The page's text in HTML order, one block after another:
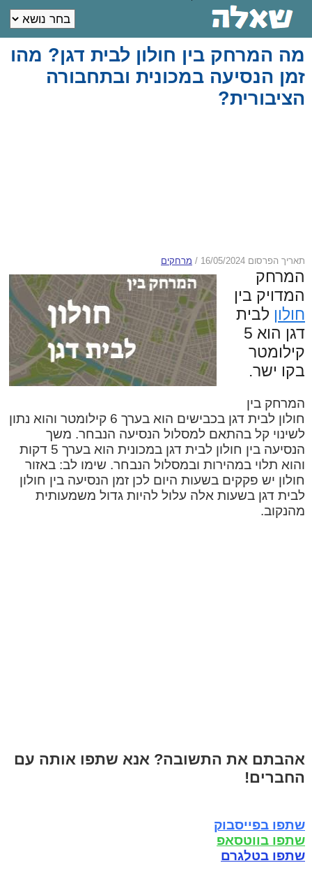
מה המרחק בין חולון לבית דגן? מהו
זמן הנסיעה במכונית ובתחבורה
הציבורית?
תאריך הפרסום 16/05/2024 / מרחקים
המרחק
המדויק בין
חולון לבית
דגן הוא 5
קילומטר
בקו ישר.
המרחק בין
חולון לבית דגן בכבישים הוא בערך 6 קילומטר והוא נתון
לשינוי קל בהתאם למסלול הנסיעה הנבחר. משך
הנסיעה בין חולון לבית דגן במכונית הוא בערך 5 דקות
והוא תלוי במהירות ובמסלול הנבחר. שימו לב: באזור
חולון יש פקקים בשעות היום לכן זמן הנסיעה בין חולון
לבית דגן בשעות אלה עלול להיות גדול משמעותית
מהנקוב.
אהבתם את התשובה? אנא שתפו אותה עם
החברים!
שתפו בפייסבוק
שתפו בווטסאפ
שתפו בטלגרם